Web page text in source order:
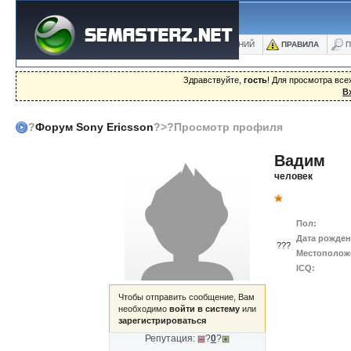
ФОРУМ БЛОГИ ФОТО БАЗА ЗНАНИЙ ПРАВИЛА
Здравствуйте, гость! Для просмотра
?Форум Sony Ericsson?>?Просмотр профиля
Чтобы отправить сообщение, Вам
необходимо войти в систему или
зарегистрироваться
Репутация: ?0?
Вадим
человек
???
Пол:
Дата
ICQ: